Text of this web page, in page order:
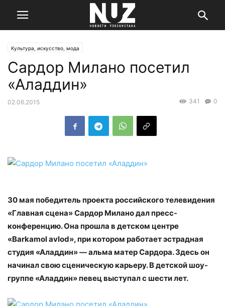
Культура, искусство, мода
Сардор Милано посетил
«Аладдин»
02.06.2015 0
341
30 мая победитель проекта российского телевидения
«Главная сцена» Сардор Милано дал пресс-
конференцию. Она прошла в детском центре
«Barkamol avlod», при котором работает эстрадная
студия «Аладдин» — альма матер Сардора. Здесь он
начинал свою сценическую карьеру. В детской шоу-
группе «Аладдин» певец выступал с шести лет.